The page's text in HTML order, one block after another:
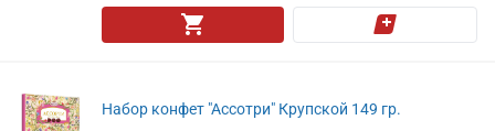
Набор конфет "Ассотри" Крупской 149 гр.